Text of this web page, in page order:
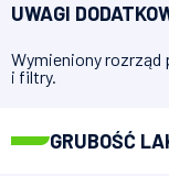
UWAGI
Wymieniony rozrząd
i filtry.
GRUBOŚĆ